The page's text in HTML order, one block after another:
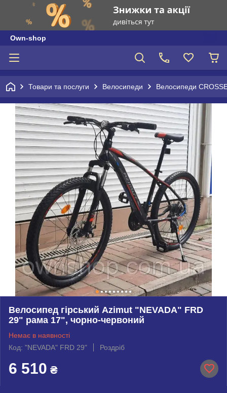
Own-shop
Товари та послуги Велосипеди Велосипеди
Велосипед гірський Azimut "NEVADA" FRD
29" рама 17", чорно-червоний
Немає в наявності
Код: "NEVADA" FRD 29"
Роздріб
6 510 ₴